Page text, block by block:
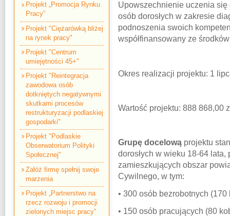
Upowszechnienie uczenia się
osób dorosłych w zakresie
podnoszenia swoich
współfinansowany ze
Okres realizacji projektu: 1
Wartość projektu: 888 868,00
Grupę docelowąprojektu
dorosłych w wieku 18-64
zamieszkujących obszar
Cywilnego, w tym:
• 300 osób bezrobotnych
• 150 osób pracujących (80
Projekt „Promocja Rynku
Pracy”
Projekt "Ciężarówką bliżej
na rynek pracy"
Projekt "Centrum
umiejętności 45+"
Projekt "Reintegracja
zawodowa osób
dotkniętych negatywnymi
skutkami procesów
restrukturyzacji podlaskiej
gospodarki"
Projekt "Podlaskie
Obserwatorium Polityki
Społecznej"
Załóż firmę spełnij swoje
marzenia
Projekt „Partnerstwo na
rzecz rozwoju i promocji
zielonych miejsc pracy”